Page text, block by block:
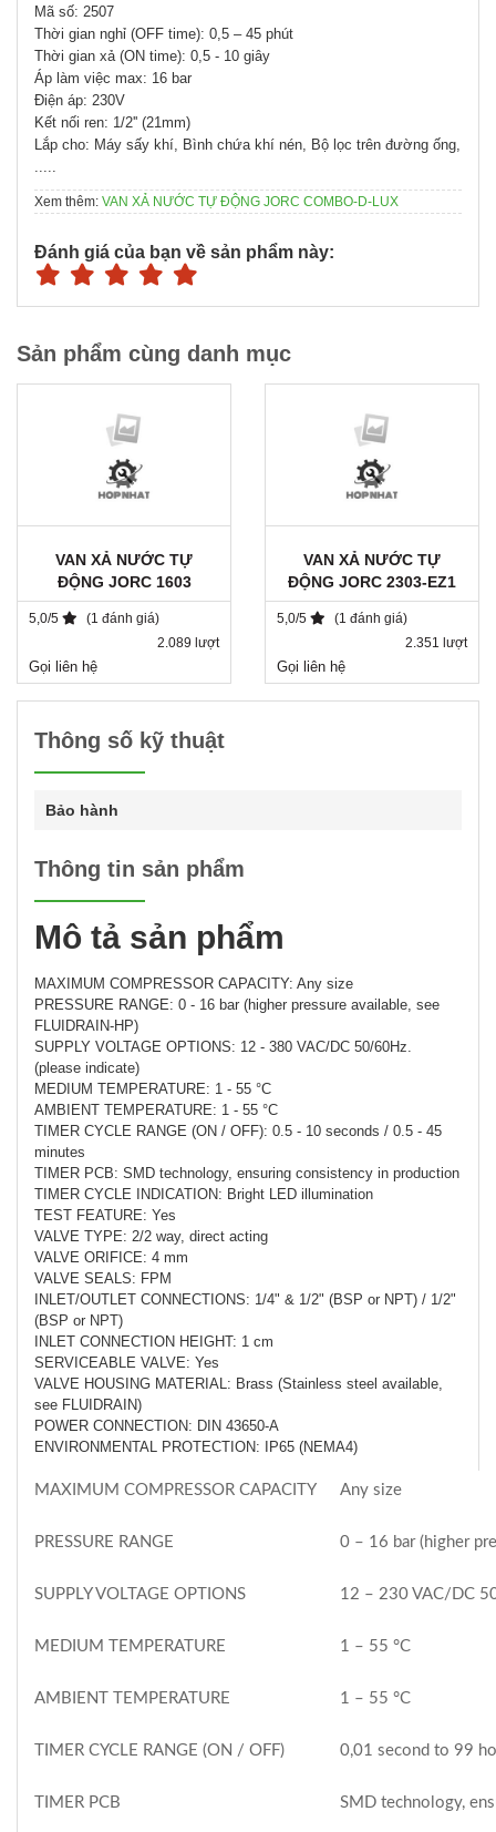
Mã số: 2507
Thời gian nghỉ (OFF time): 0,5 – 45 phút
Thời gian xả (ON time): 0,5 - 10 giây
Áp làm việc max: 16 bar
Điện áp: 230V
Kết nối ren: 1/2'' (21mm)
Lắp cho: Máy sấy khí, Bình chứa khí nén, Bộ lọc trên đường ống,
.....
Xem thêm: VAN XẢ NƯỚC TỰ ĐỘNG JORC COMBO-D-LUX
Đánh giá của bạn về sản phẩm này:
Sản phẩm cùng danh mục
VAN XẢ NƯỚC TỰ
ĐỘNG JORC 1603
5,0/5
(1 đánh giá)
2.089 lượt
Gọi liên hệ
VAN XẢ NƯỚC TỰ
ĐỘNG JORC 2303-EZ1
5,0/5
(1 đánh giá)
2.351 lượt
Gọi liên hệ
Thông số kỹ thuật
Bảo hành
Thông tin sản phẩm
Mô tả sản phẩm
MAXIMUM COMPRESSOR CAPACITY: Any size
PRESSURE RANGE: 0 - 16 bar (higher pressure available, see
FLUIDRAIN-HP)
SUPPLY VOLTAGE OPTIONS: 12 - 380 VAC/DC 50/60Hz.
(please indicate)
MEDIUM TEMPERATURE: 1 - 55 °C
AMBIENT TEMPERATURE: 1 - 55 °C
TIMER CYCLE RANGE (ON / OFF): 0.5 - 10 seconds / 0.5 - 45
minutes
TIMER PCB: SMD technology, ensuring consistency in production
TIMER CYCLE INDICATION: Bright LED illumination
TEST FEATURE: Yes
VALVE TYPE: 2/2 way, direct acting
VALVE ORIFICE: 4 mm
VALVE SEALS: FPM
INLET/OUTLET CONNECTIONS: 1/4" & 1/2" (BSP or NPT) / 1/2"
(BSP or NPT)
INLET CONNECTION HEIGHT: 1 cm
SERVICEABLE VALVE: Yes
VALVE HOUSING MATERIAL: Brass (Stainless steel available,
see FLUIDRAIN)
POWER CONNECTION: DIN 43650-A
ENVIRONMENTAL PROTECTION: IP65 (NEMA4)
MAXIMUM COMPRESSOR CAPACITY Any size
PRESSURE RANGE 0 – 16 bar (higher
SUPPLY VOLTAGE OPTIONS 12 – 230 VAC/DC
MEDIUM TEMPERATURE 1 – 55 °C
AMBIENT TEMPERATURE 1 – 55 °C
TIMER CYCLE RANGE (ON / OFF) 0,01 second to 99
TIMER PCB SMD technology,